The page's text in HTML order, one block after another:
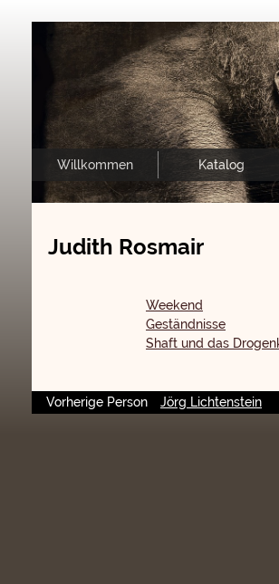
Willkommen Katalog
Judith Rosmair
Weekend
Geständnisse
Shaft und das
Vorherige Person Jörg Lichtenstein